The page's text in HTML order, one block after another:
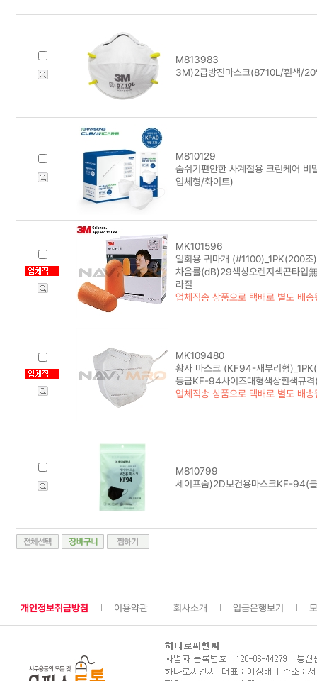
M813983
3M)2급방진마스크(8710L/흰색/20
M810129
숨쉬기편안한 사계절용 크린케어
입체형/화이트)
MK101596
일회용 귀마개 (#1100)_1PK(200조)
차음률(dB)29색상오렌지색끈타입
라질
업체직송 상품으로 택배로 별도 배송
MK109480
황사 마스크 (KF94-새부리형
등급KF-94사이즈대형색상흰색규
업체직송 상품으로 택배로 별도 배송
M810799
세이프숨)2D보건용마스크KF-94(
개인정보취급방침 이용약관 회사소개 입금은행보기